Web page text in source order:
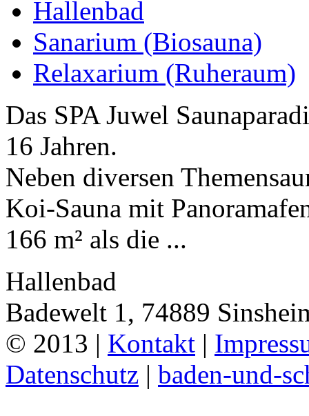
Hallenbad
Sanarium (Biosauna)
Relaxarium (Ruheraum)
Das SPA Juwel
16 Jahren.
Neben diversen
Koi-Sauna mit
166 m² als die ...
Hallenbad
Badewelt 1, 74889
© 2013 | Kontakt |
Datenschutz | baden-und-